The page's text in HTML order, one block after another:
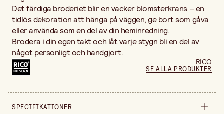
Det färdiga broderiet blir en vacker blomsterkrans – en
tidlös dekoration att hänga på väggen, ge bort som gåva
eller använda som en del av din heminredning.
Brodera i din egen takt och låt varje stygn bli en del av
något personligt och handgjort.
RICO
SE ALLA PRODUKTER
SPECIFIKATIONER